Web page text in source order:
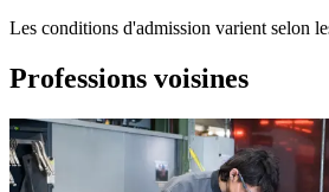
Les conditions d'admission varient selon
Professions voisines